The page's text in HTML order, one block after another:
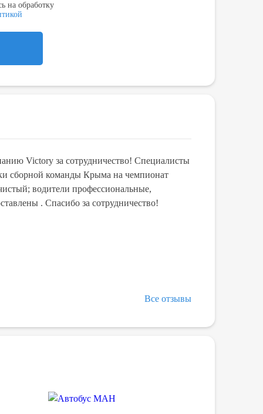
на обработку
Victory за сотрудничество! Специалисты
сборной команды Крыма на чемпионат
водители профессиональные,
. Спасибо за сотрудничество!
Все отзывы